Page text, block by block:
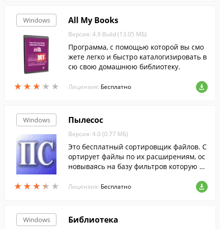
Windows
★ ★ ★ ★ ★
★ ★ ★ ★ ★
All My Books
Версия: 4.9 Build (13.05 МБ)
Программа, с помощью которой вы смо
жете легко и быстро каталогизировать в
сю свою домашнюю библиотеку.
Лицензия: Бесплатно
Windows
★ ★ ★ ★ ★
★ ★ ★ ★ ★
Пылесос
Версия: 4.0 (0.77 МБ)
Это бесплатный сортировщик файлов. С
ортирует файлы по их расширениям, ос
новываясь на базу фильтров которую м
Лицензия: Бесплатно
Windows Библиотека